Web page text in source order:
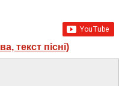
текст пісні)